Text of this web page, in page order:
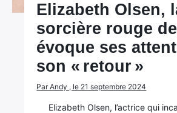
Elizabeth Olsen,
sorcière rouge de
évoque ses
son « retour »
Par Andy , le 21 septembre 2024
Elizabeth Olsen, l’actrice qui